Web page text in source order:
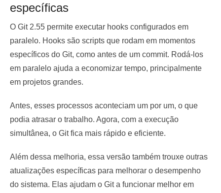
específicas
O Git 2.55 permite executar hooks configurados em
paralelo. Hooks são scripts que rodam em momentos
específicos do Git, como antes de um commit. Rodá-los
em paralelo ajuda a economizar tempo, principalmente
em projetos grandes.
Antes, esses processos aconteciam um por um, o que
podia atrasar o trabalho. Agora, com a execução
simultânea, o Git fica mais rápido e eficiente.
Além dessa melhoria, essa versão também trouxe outras
atualizações específicas para melhorar o desempenho
do sistema. Elas ajudam o Git a funcionar melhor em